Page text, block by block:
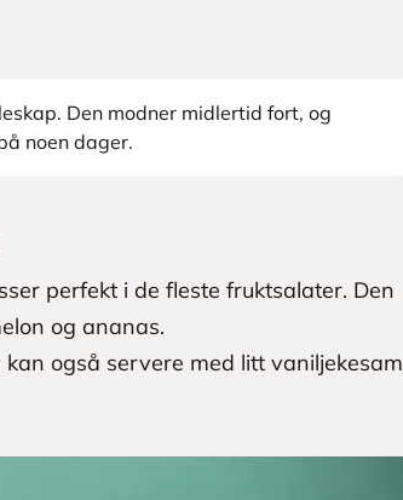
Den modner midlertid fort, og
noen dager.
perfekt i de fleste fruktsalater. Den
og ananas.
også servere med litt vaniljekesam